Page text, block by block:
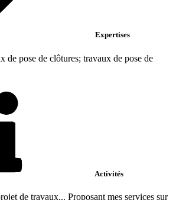
Expertises
de pose de clôtures; travaux de pose de
Activités
de travaux... Proposant mes services sur